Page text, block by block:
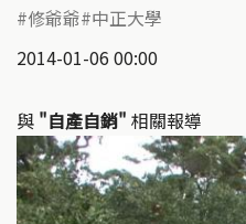
修爺爺 中正大學
2014-01-06 00:00
與 "自產自銷" 相關報導